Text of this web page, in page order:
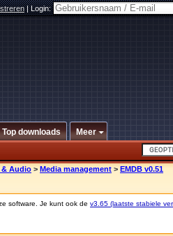
|Login:
Top downloads Meer
& Audio > Media management > EMDB v0.51
software. Je kunt ook de v3.65 (laatste stabiele